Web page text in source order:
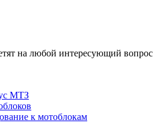
на любой интересующий вопрос
МТЗ
к мотоблокам